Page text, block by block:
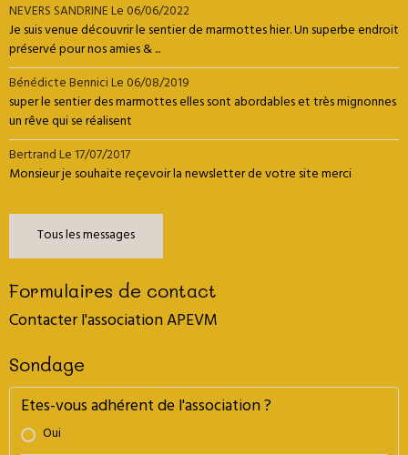
NEVERS SANDRINELe 06/06/2022
Je suis venue découvrir le sentier de marmottes hier. Un superbe endroit
préservé pour nos amies & ...
Bénédicte BenniciLe 06/08/2019
super le sentier des marmottes elles sont abordables et très mignonnes
un rêve qui se réalisent
BertrandLe 17/07/2017
Monsieur je souhaite reçevoir la newsletter de votre site merci
Tous les messages
Formulaires de contact
Contacter l'association APEVM
Sondage
Etes-vous adhérent de l'association ?
Oui